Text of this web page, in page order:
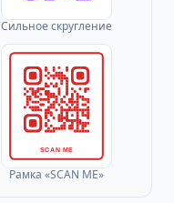
Сильное скругление
SCAN ME
Рамка «SCAN ME»